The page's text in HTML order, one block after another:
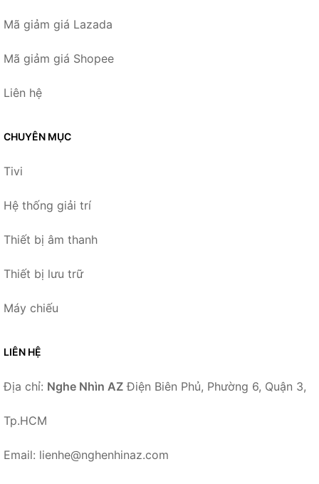
Mã giảm giá Lazada
Mã giảm giá Shopee
Liên hệ
CHUYÊN MỤC
Tivi
Hệ thống giải trí
Thiết bị âm thanh
Thiết bị lưu trữ
Máy chiếu
LIÊN HỆ
Địa chỉ: Nghe Nhìn AZ Điện Biên Phủ, Phường 6, Quận 3,
Tp.HCM
Email: lienhe@nghenhinaz.com